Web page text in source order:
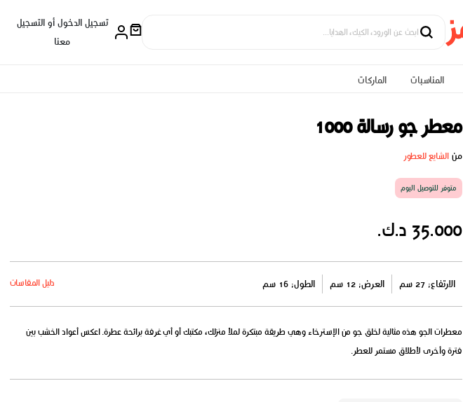
تسجيل الدخول أو التسجيل
معنا
المناسبات الماركات
معطر جو رسالة 1000
منالشايع للعطور
متوفر للتوصيل اليوم
35.000 د.ك.
الارتفاع: 27 سم العرض: 12 سم الطول: 16 سم دليل المقاسات
معطرات الجو هذه مثالية لخلق جو من الإسترخاء وهي طريقة مبتكرة لملأ منزلك، مكتبك أو أي غرفة برائحة عطرة. اعكس أعواد الخشب بين
فترة وأخرى لأطلاق مستمر للعطر.